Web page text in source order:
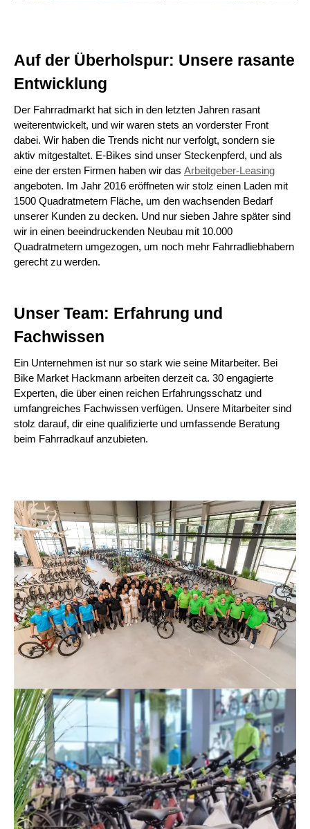
Auf der Überholspur: Unsere rasante
Entwicklung
Der Fahrradmarkt hat sich in den letzten Jahren rasant
weiterentwickelt, und wir waren stets an vorderster Front
dabei. Wir haben die Trends nicht nur verfolgt, sondern sie
aktiv mitgestaltet. E-Bikes sind unser Steckenpferd, und als
eine der ersten Firmen haben wir das Arbeitgeber-Leasing
angeboten. Im Jahr 2016 eröffneten wir stolz einen Laden mit
1500 Quadratmetern Fläche, um den wachsenden Bedarf
unserer Kunden zu decken. Und nur sieben Jahre später sind
wir in einen beeindruckenden Neubau mit 10.000
Quadratmetern umgezogen, um noch mehr Fahrradliebhabern
gerecht zu werden.
Unser Team: Erfahrung und
Fachwissen
Ein Unternehmen ist nur so stark wie seine Mitarbeiter. Bei
Bike Market Hackmann arbeiten derzeit ca. 30 engagierte
Experten, die über einen reichen Erfahrungsschatz und
umfangreiches Fachwissen verfügen. Unsere Mitarbeiter sind
stolz darauf, dir eine qualifizierte und umfassende Beratung
beim Fahrradkauf anzubieten.